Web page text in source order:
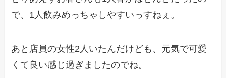
で、1人飲みめっちゃしやすいっすねぇ。
あと店員の女性2人いたんだけども、元気で可愛
くて良い感じ過ぎましたのでね。